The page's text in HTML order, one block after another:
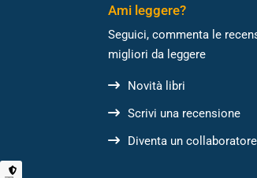
Ami leggere?
Seguici, commenta le
migliori da leggere
Novità libri
Scrivi una recensione
Diventa un collaboratore